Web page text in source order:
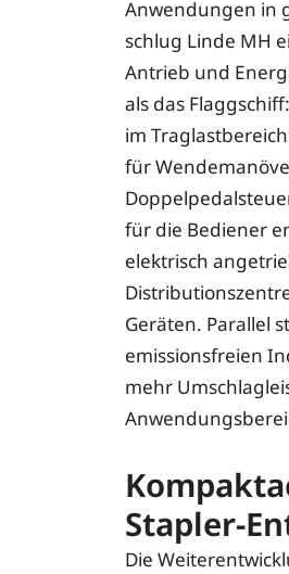
Anwendungen in
schlug Linde MH
Antrieb und
als das
im
für
für die Bediener
elektrisch
Geräten. Parallel
emissionsfreien
mehr
Stapler-
Die